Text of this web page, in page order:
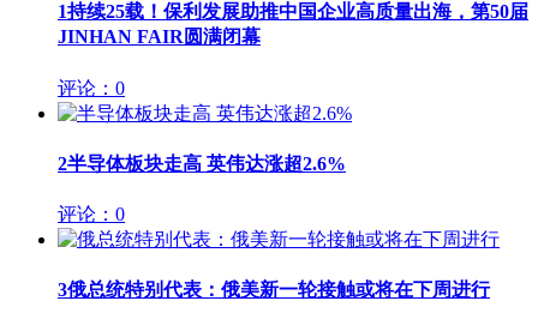
1持续25载！保利发展助推中国企业高质量出海，第50届
JINHAN FAIR圆满闭幕
评论：0
2半导体板块走高 英伟达涨超2.6%
评论：0
3俄总统特别代表：俄美新一轮接触或将在下周进行